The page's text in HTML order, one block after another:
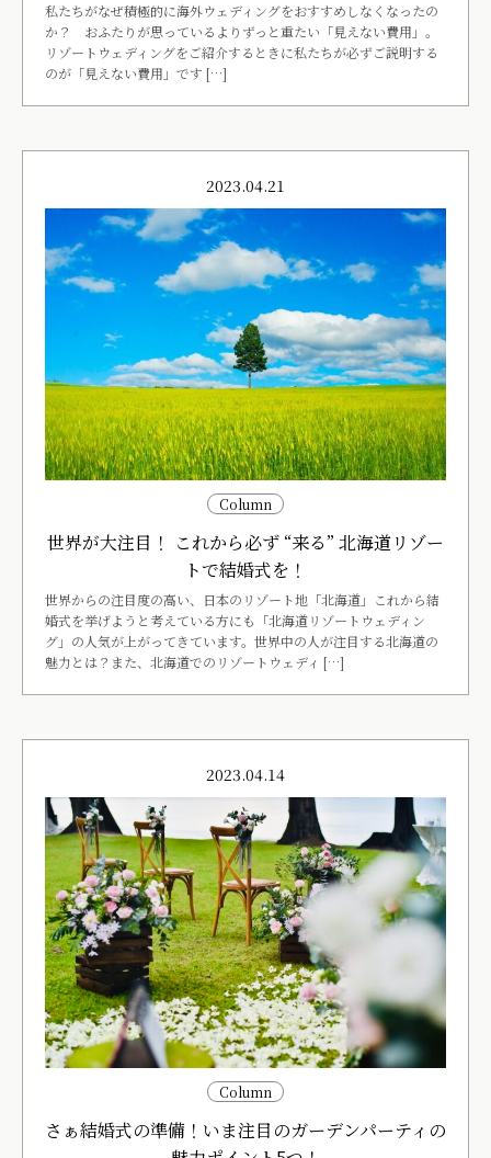
私たちがなぜ積極的に海外ウェディングをおすすめしなくなったの
か？ おふたりが思っているよりずっと重たい「見えない費用」。
リゾートウェディングをご紹介するときに私たちが必ずご説明する
のが「見えない費用」です […]
2023.04.21
Column
世界が大注目！ これから必ず “来る” 北海道リゾー
トで結婚式を！
世界からの注目度の高い、日本のリゾート地「北海道」これから結
婚式を挙げようと考えている方にも「北海道リゾートウェディン
グ」の人気が上がってきています。世界中の人が注目する北海道の
魅力とは？また、北海道でのリゾートウェディ […]
2023.04.14
Column
さぁ結婚式の準備！いま注目のガーデンパーティの